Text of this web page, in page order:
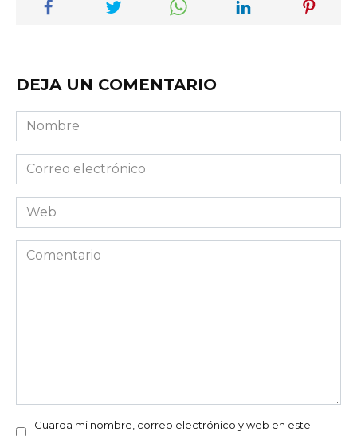
DEJA UN COMENTARIO
Nombre
Correo
electrónico
Web
Comentario
Guarda mi nombre, correo electrónico y web en este